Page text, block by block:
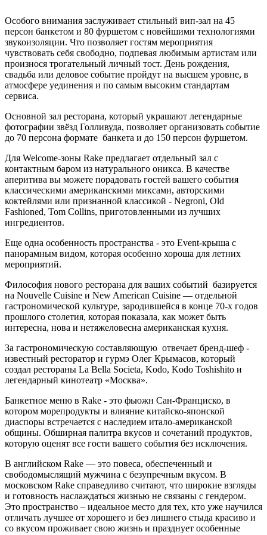
Особого внимания заслуживает стильный вип-зал на 45
персон банкетом и 80 фуршетом с новейшими технологиями
звукоизоляции. Что позволяет гостям мероприятия
чувствовать себя свободно, подпевая любимым артистам или
произнося трогательный личный тост. День рождения,
свадьба или деловое событие пройдут на высшем уровне, в
атмосфере уединения и по самым высоким стандартам
сервиса.
Основной зал ресторана, который украшают легендарные
фотографии звёзд Голливуда, позволяет организовать событие
до 70 персона формате банкета и до 150 персон фуршетом.
Для Welcome-зоны Rake предлагает отдельный зал с
контактным баром из натурального оникса. В качестве
аперитива вы можете порадовать гостей вашего события
классическими американскими миксами, авторскими
коктейлями или признанной классикой - Negroni, Old
Fashioned, Tom Collins, приготовленными из лучших
ингредиентов.
Еще одна особенность пространства - это Event-крыша с
панорамным видом, которая особенно хороша для летних
мероприятий.
Философия нового ресторана для ваших событий базируется
на Nouvelle Cuisine и New American Cuisine — отдельной
гастрономической культуре, зародившейся в конце 70-х годов
прошлого столетия, которая показала, как может быть
интересна, нова и нетяжеловесна американская кухня.
За гастрономическую составляющую отвечает бренд-шеф -
известный ресторатор и гурмэ Олег Крымасов, который
создал рестораны La Bella Societa, Kodo, Kodo Toshishito и
легендарный кинотеатр «Москва».
Банкетное меню в Rake - это фьюжн Сан-Франциско, в
котором морепродукты и влияние китайско-японской
диаспоры встречается с наследием итало-американской
общины. Обширная палитра вкусов и сочетаний продуктов,
которую оценят все гости вашего события без исключения.
В английском Rake — это повеса, обеспеченный и
свободомыслящий мужчина с безупречным вкусом. В
московском Rake справедливо считают, что широкие взгляды
и готовность наслаждаться жизнью не связаны с гендером.
Это пространство – идеальное место для тех, кто уже научился
отличать лучшее от хорошего и без лишнего стыда красиво и
со вкусом проживает свою жизнь и празднует особенные